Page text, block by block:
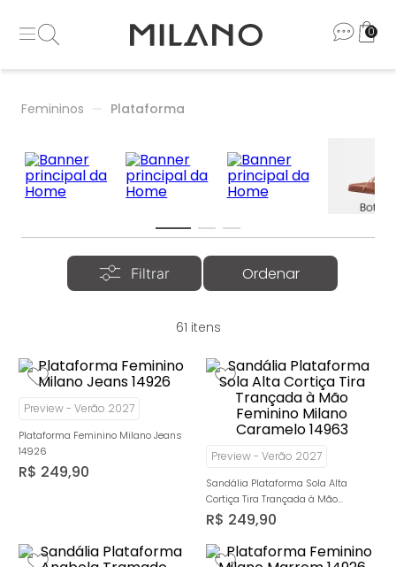
0
Femininos Plataforma
61
Preview - Verão 2027
Plataforma Feminino Milano Jeans
14926
R$ 249,90
Preview - Verão 2027
Sandália Plataforma Sola Alta
Cortiça Tira Trançada à Mão
Feminino Milano Caramelo 14963
R$ 249,90